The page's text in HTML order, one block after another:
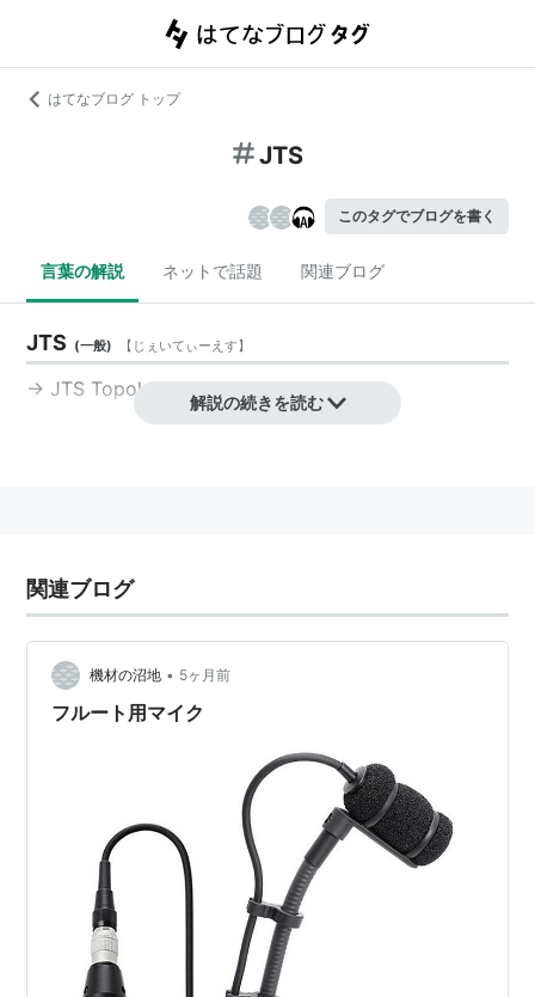
はてなブログ トップ
JTS
このタグでブログを書く
言葉の解説 ネットで話題 関連ブログ
JTS (一般) 【 じぇいてぃーえす】
→ JTS Topology Suite
解説の続きを読む
関連ブログ
機材の沼地 • 5ヶ月前
フルート用マイク